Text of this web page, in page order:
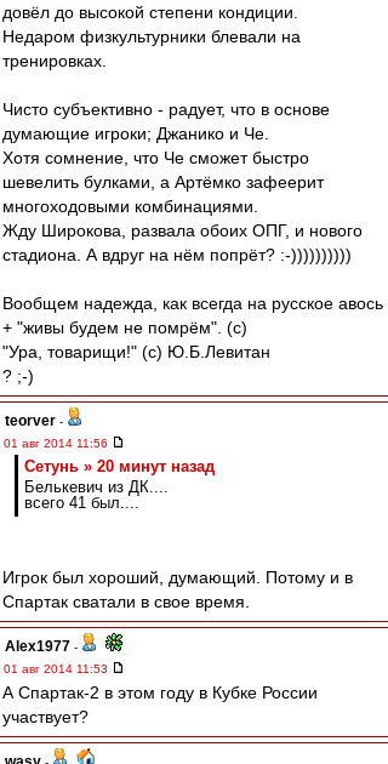
довёл до высокой степени кондиции.
Недаром физкультурники блевали на
тренировках.
Чисто субъективно - радует, что в основе
думающие игроки; Джанико и Че.
Хотя сомнение, что Че сможет быстро
шевелить булками, а Артёмко зафеерит
многоходовыми комбинациями.
Жду Широкова, развала обоих ОПГ, и нового
стадиона. А вдруг на нём попрёт? :-))))))))))
Вообщем надежда, как всегда на русское авось
+ "живы будем не помрём". (с)
"Ура, товарищи!" (с) Ю.Б.Левитан
? ;-)
teorver -
01 авг 2014 11:56
Сетунь » 20 минут назад
Белькевич из ДК....
всего 41 был....
Игрок был хороший, думающий. Потому и в
Спартак сватали в свое время.
Alex1977 -
01 авг 2014 11:53
А Спартак-2 в этом году в Кубке России
участвует?